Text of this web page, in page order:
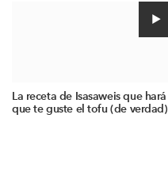
La receta de Isasaweis que hará
que te guste el tofu (de verdad)